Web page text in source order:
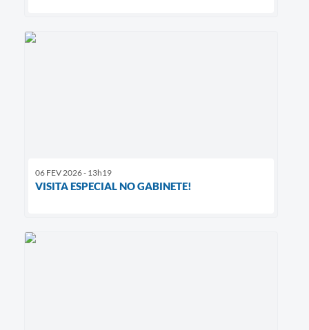
06 FEV 2026 - 13h19
VISITA ESPECIAL NO GABINETE!